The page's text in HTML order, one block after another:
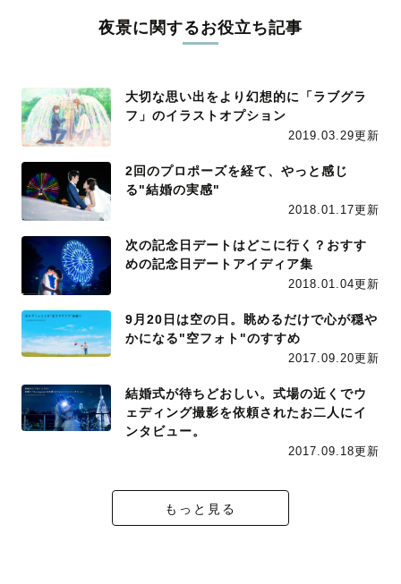
夜景に関するお役立ち記事
大切な思い出をより幻想的に「ラブグラ
フ」のイラストオプション
2019.03.29更新
2回のプロポーズを経て、やっと感じ
る"結婚の実感"
2018.01.17更新
次の記念日デートはどこに行く？おすす
めの記念日デートアイディア集
2018.01.04更新
9月20日は空の日。眺めるだけで心が穏や
かになる"空フォト"のすすめ
2017.09.20更新
結婚式が待ちどおしい。式場の近くでウ
ェディング撮影を依頼されたお二人にイ
ンタビュー。
2017.09.18更新
もっと見る